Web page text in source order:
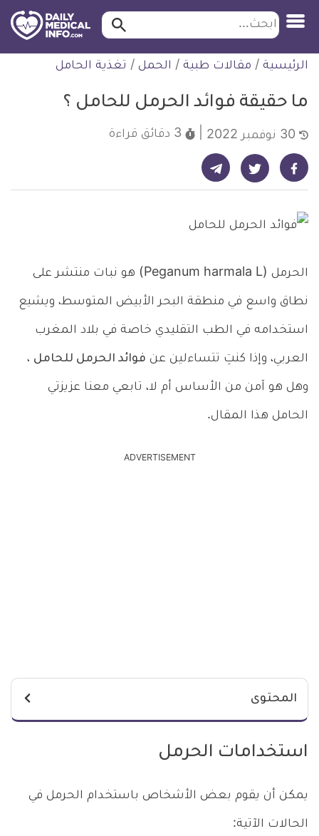
التخطي
للمحتوى
طبية
ابحث ابحث…
الرئيسية / مقالات طبية / الحمل / تغذية الحامل
ما حقيقة فوائد الحرمل للحامل ؟
3 دقائق قراءة
شارك على فيسبوك - ديلي ميديكال انفو شارك على تويتر - ديلي ميديكال انفو شارك على تيليجرام - ديلي ميديكال انفو
الحرمل (Peganum harmala L) هو نبات منتشر على
نطاق واسع في منطقة البحر الأبيض المتوسط، ويشيع
استخدامه في الطب التقليدي خاصة في بلاد المغرب
العربي، وإذا كنتِ تتساءلين عن فوائد الحرمل للحامل ،
وهل هو آمن من الأساس أم لا، تابعي معنا عزيزتي
الحامل هذا المقال.
ADVERTISEMENT
المحتوى
استخدامات الحرمل
يمكن أن يقوم بعض الأشخاص باستخدام الحرمل في
الحالات الآتية: